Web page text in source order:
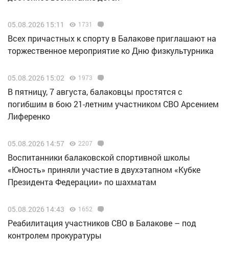
05.08.2026 15:11 1731
Всех причастных к спорту в Балакове приглашают на
торжественное мероприятие ко Дню физкультурника
05.08.2026 15:02 1973
В пятницу, 7 августа, балаковцы простятся с
погибшим в бою 21-летним участником СВО Арсением
Лиференко
05.08.2026 14:57 2207
Воспитанники балаковской спортивной школы
«Юность» приняли участие в двухэтапном «Кубке
Президента Федерации» по шахматам
05.08.2026 14:43 1652
Реабилитация участников СВО в Балакове – под
контролем прокуратуры